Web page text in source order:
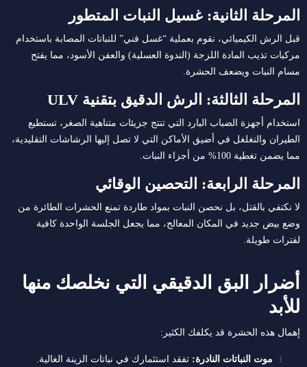
المرحلة الثانية: غسيل النبات المتطور
قبل الرش الكيميائي، نقوم بعملية “غسل فني” للنباتات المصابة باستخدام
مركبات تذيب المادة اللزجة (الندوة العسلية) والعفن الأسود، مما يفتح
مسام النبات ويضعف الحشرة.
المرحلة الثالثة: الرش الدقيق بتقنية ULV
استخدام أجهزة الضباب البارد التي تنتج جزيئات متناهية الصغر، تستطيع
الطيران والتغلغل في أضيق الأماكن التي لا تصل إليها الرشاشات التقليدية،
مما يضمن تغطية 100% من أجزاء النبات.
المرحلة الرابعة: التحصين الوقائي
لا نكتفي بالقتل، بل نحصن النبات بمواد طاردة تمنع الحشرات الطائرة من
وضع بيض جديد في المكان المعالج، مما يجعل الجلسة الواحدة كافية
لفترات طويلة.
أضرار البق الدقيقي التي نخلصك منها
للأبد
إهمال هذه الحشرة قد يكلفك الكثير:
موت النباتات النادرة: تفقد استثمارك في نباتات الزينة الغالية.